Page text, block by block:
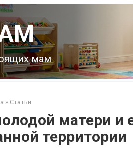
мам
» Статьи
матери и
территории